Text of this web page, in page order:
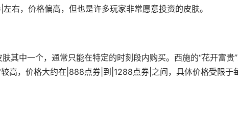
右，价格偏高，但也是许多玩家非常愿意投资的皮肤。
其中一个，通常只能在特定的时刻段内购买。西施的“花开富贵
高，价格大约在|888点券|到|1288点券|之间，具体价格受限于